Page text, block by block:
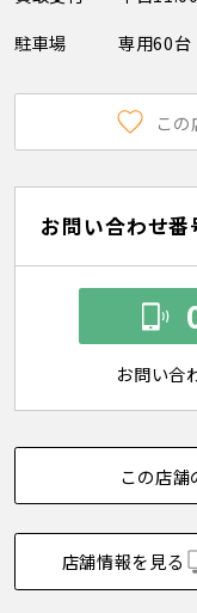
駐車場
専用60台
こ
お問い合わせ
お問い合
この店舗
店舗情報を見る